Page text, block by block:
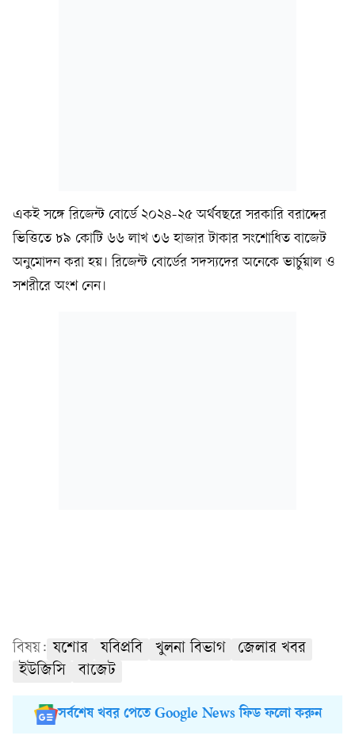
একই সঙ্গে রিজেন্ট বোর্ডে ২০২৪-২৫ অর্থবছরে সরকারি বরাদ্দের
ভিত্তিতে ৮৯ কোটি ৬৬ লাখ ৩৬ হাজার টাকার সংশোধিত বাজেট
অনুমোদন করা হয়। রিজেন্ট বোর্ডের সদস্যদের অনেকে ভার্চুয়াল ও
সশরীরে অংশ নেন।
বিষয়: যশোর যবিপ্রবি খুলনা বিভাগ
জেলার খবর
ইউজিসি
বাজেট
সর্বশেষ খবর পেতে Google News ফিড ফলো করুন